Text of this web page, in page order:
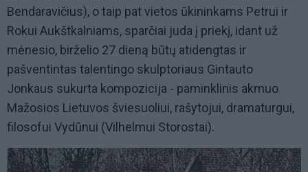
Bendaravičius), o taip pat vietos ūkininkams Petrui ir
Rokui Aukštkalniams, sparčiai juda į priekį, idant už
mėnesio, birželio 27 dieną būtų atidengtas ir
pašventintas talentingo skulptoriaus Gintauto
Jonkaus sukurta kompozicija - paminklinis akmuo
Mažosios Lietuvos šviesuoliui, rašytojui, dramaturgui,
filosofui Vydūnui (Vilhelmui Storostai).